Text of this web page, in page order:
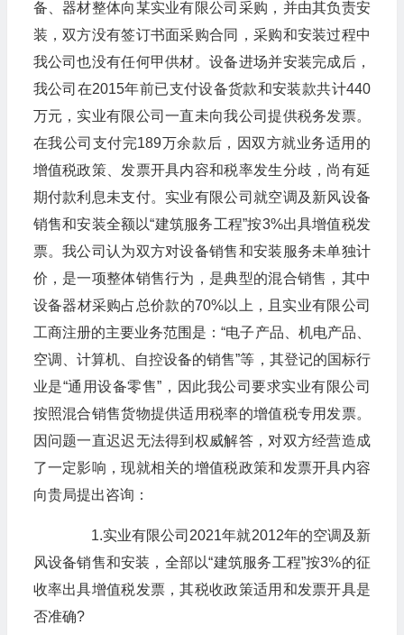
备、器材整体向某实业有限公司采购，并由其负责安
装，双方没有签订书面采购合同，采购和安装过程中
我公司也没有任何甲供材。设备进场并安装完成后，
我公司在2015年前已支付设备货款和安装款共计440
万元，实业有限公司一直未向我公司提供税务发票。
在我公司支付完189万余款后，因双方就业务适用的
增值税政策、发票开具内容和税率发生分歧，尚有延
期付款利息未支付。实业有限公司就空调及新风设备
销售和安装全额以“建筑服务工程”按3%出具增值税发
票。我公司认为双方对设备销售和安装服务未单独计
价，是一项整体销售行为，是典型的混合销售，其中
设备器材采购占总价款的70%以上，且实业有限公司
工商注册的主要业务范围是：“电子产品、机电产品、
空调、计算机、自控设备的销售”等，其登记的国标行
业是“通用设备零售”，因此我公司要求实业有限公司
按照混合销售货物提供适用税率的增值税专用发票。
因问题一直迟迟无法得到权威解答，对双方经营造成
了一定影响，现就相关的增值税政策和发票开具内容
向贵局提出咨询：
1.实业有限公司2021年就2012年的空调及新
风设备销售和安装，全部以“建筑服务工程”按3%的征
收率出具增值税发票，其税收政策适用和发票开具是
否准确?